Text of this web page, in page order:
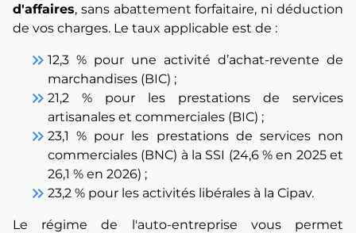
d'affaires, sans abattement forfaitaire, ni déduction
de vos charges. Le taux applicable est de :
keyboard_double_arrow_right 12,3 % pour une activité d’achat-revente de
marchandises (BIC) ;
keyboard_double_arrow_right 21,2 % pour les prestations de services
artisanales et commerciales (BIC) ;
keyboard_double_arrow_right 23,1 % pour les prestations de services non
commerciales (BNC) à la SSI (24,6 % en 2025 et
26,1 % en 2026) ;
keyboard_double_arrow_right 23,2 % pour les activités libérales à la Cipav.
Le régime de l'auto-entreprise vous permet